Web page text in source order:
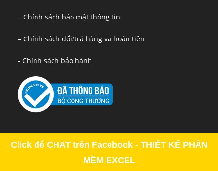
– Chính sách bảo mật thông tin
– Chính sách đổi/trả hàng và hoàn tiền
- Chính sách bảo hành
Copyright - OceanWP Theme by OceanWP
Click để CHAT trên Facebook - THIẾT KẾ PHẦN
MỀM EXCEL